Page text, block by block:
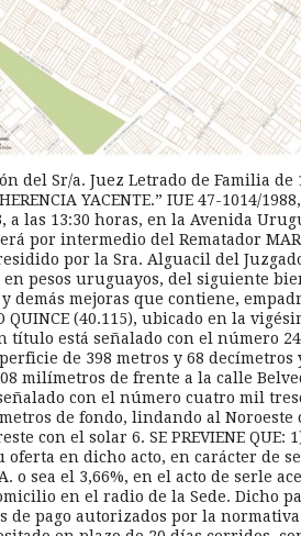
del Sr/a. Juez Letrado de Familia de
YACENTE.” IUE 47-1014/
a las 13:30 horas, en la Avenida
por intermedio del Rematador
por la Sra. Alguacil del
en pesos uruguayos, del siguiente
demás mejoras que contiene,
QUINCE (40.115), ubicado en la
título está señalado con el número
de 398 metros y 68 decímetros
milímetros de frente a la calle
con el número cuatro mil
de fondo, lindando al Noroeste
con el solar 6. SE PREVIENE QUE:
oferta en dicho acto, en carácter de
o sea el 3,66%, en el acto de serle
en el radio de la Sede. Dicho
de pago autorizados por la